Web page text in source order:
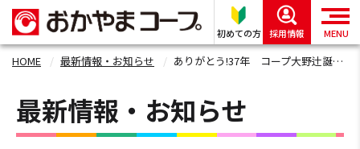
初めての方 採用情報 MENU
HOME 最新情報・お知らせ ありがとう!37年 コープ大野辻誕生祭 ～みんなで行こうよ大野辻～ 【岡山西エリアコープ大野辻応援実行委員会】
最新情報・お知らせ